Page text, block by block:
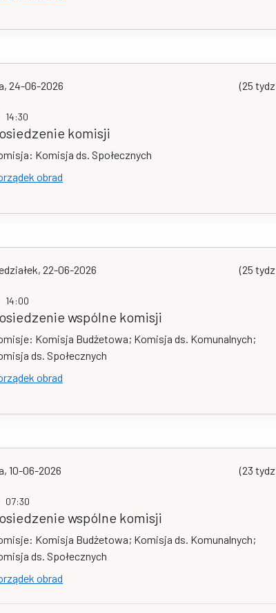
24-06-2026 (25
14:30
komisji
Komisja ds. Społecznych
obrad
22-06-2026 (25
14:00
wspólne komisji
Komisja Budżetowa; Komisja ds. Komunalnych;
ds. Społecznych
obrad
10-06-2026 (23
07:30
wspólne komisji
Komisja Budżetowa; Komisja ds. Komunalnych;
ds. Społecznych
obrad